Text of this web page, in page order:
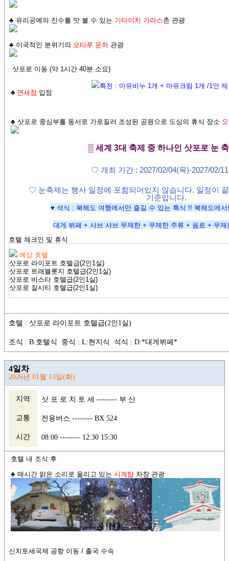
♣ 유리공예의 진수를 맛 볼 수 있는 기타이치 가라스촌 관광
♣ 이국적인 분위기의 오타루 운하 관광
삿포로 이동 (약 1시간 40분 소요)
특전 : 마유비누 1개 + 마유크림 1개 /1인
♣ 면세점 입점
♣ 삿포로 중심부를 동서로 가로질러 조성된 공원으로 도심의 휴식 장소
▒ 세계 3대 축제 중 하나인 삿포로 눈
♡ 개최 기간 : 2027/02/04(목)-2027/02/
♡ 눈축제는 행사 일정에 포함되어있지 않습니다. 일정이
기준입니다.
♥ 석식 : 북해도 여행에서만 즐길 수 있는 특식 !! 북해도에
대게 뷔페 + 샤브 샤브 무제한 + 무제한 주류 + 음료 + 무
호텔 체크인 및 휴식
예상 호텔
삿포로 라이포트 호텔급(2인1실)
삿포로 트래블롯지 호텔급(2인1실)
삿포로 비스타 호텔급(2인1실)
삿포로 잘시티 호텔급(2인1실)
호텔 : 삿포로 라이포트 호텔급(2인1실)
조식 : B:호텔식 중식 : L:현지식 석식 : D:*대게뷔페*
4일차
2026년 01월 13일(화)
지역 삿 포 로 치 토 세 -------- 부 산
교통 전용버스 -------- BX 524
시간 08:00 -------- 12:30 15:30
호텔 내 조식 후
♣ 매시간 맑은 소리로 울리고 있는 시계탑 차창관광
신치토세국제 공항 이동 / 출국 수속